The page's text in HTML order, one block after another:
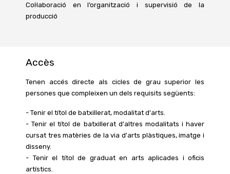
Col·laboració en l’organització i supervisió de la
producció
Accès
Tenen accés directe als cicles de grau superior les
persones que compleixen un dels requisits següents:
- Tenir el títol de batxillerat, modalitat d'arts.
- Tenir el títol de batxillerat d'altres modalitats i haver
cursat tres matèries de la via d'arts plàstiques, imatge i
disseny.
- Tenir el títol de graduat en arts aplicades i oficis
artístics.